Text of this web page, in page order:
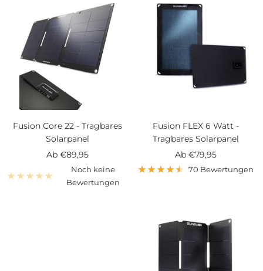
Fusion Core 22 - Tragbares
Solarpanel
Angebotspreis
Ab €89,95
Noch keine
Bewertungen
Fusion FLEX 6 Watt -
Tragbares Solarpanel
Angebotspreis
Ab €79,95
70 Bewertungen